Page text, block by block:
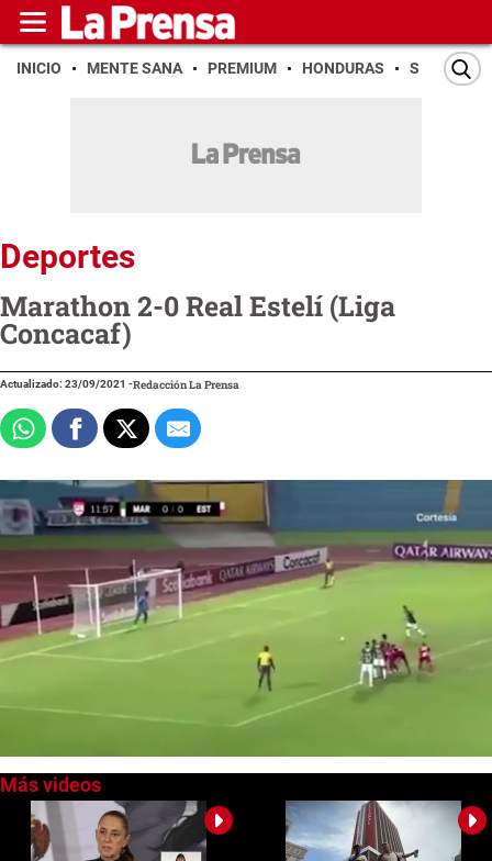
INICIO MENTE SANA PREMIUM HONDURAS SAN PEDRO
Deportes
Marathon 2-0 Real Estelí (Liga
Concacaf)
Actualizado: 23/09/2021 -Redacción La Prensa
seconds
seconds